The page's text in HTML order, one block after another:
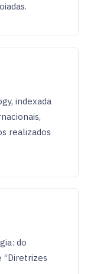
indexada
realizados
do
“Diretrizes